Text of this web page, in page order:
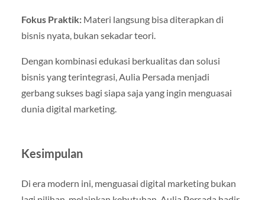
Fokus Praktik:Materi langsung bisa diterapkan di
bisnis nyata, bukan sekadar teori.
Dengan kombinasi edukasi berkualitas dan solusi
bisnis yang terintegrasi, Aulia Persada menjadi
gerbang sukses bagi siapa saja yang ingin menguasai
dunia digital marketing.
Kesimpulan
Di era modern ini, menguasai digital marketing bukan